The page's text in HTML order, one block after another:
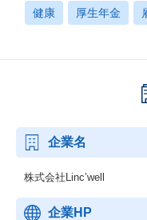
健康 厚生年金
企業名
株式会社Linc’well
企業HP